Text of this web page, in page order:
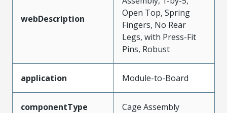
webDescription
Open Top, Spring
Fingers, No Rear
Legs, with Press-Fit
Pins, Robust
application Module-to-Board
componentType Cage Assembly